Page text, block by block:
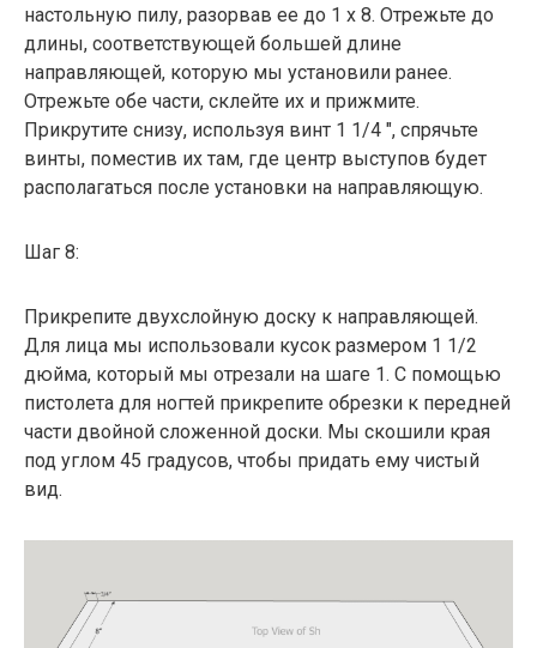
настольную пилу, разорвав ее до 1 x 8. Отрежьте до
длины, соответствующей большей длине
направляющей, которую мы установили ранее.
Отрежьте обе части, склейте их и прижмите.
Прикрутите снизу, используя винт 1 1/4 ″, спрячьте
винты, поместив их там, где центр выступов будет
располагаться после установки на направляющую.
Шаг 8:
Прикрепите двухслойную доску к направляющей.
Для лица мы использовали кусок размером 1 1/2
дюйма, который мы отрезали на шаге 1. С помощью
пистолета для ногтей прикрепите обрезки к передней
части двойной сложенной доски. Мы скошили края
под углом 45 градусов, чтобы придать ему чистый
вид.